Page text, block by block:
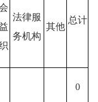
总计
法律服
务机构
其他
0